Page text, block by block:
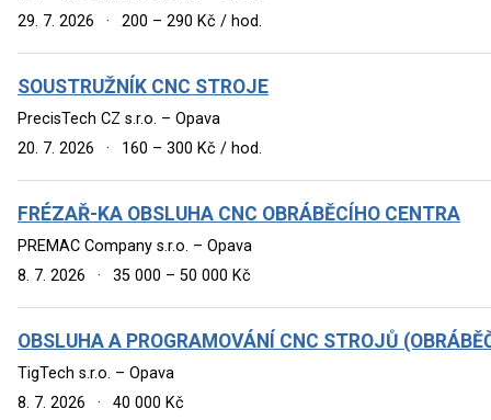
29. 7. 2026
· 200 – 290 Kč / hod.
SOUSTRUŽNÍK CNC STROJE
PrecisTech CZ s.r.o. – Opava
20. 7. 2026
· 160 – 300 Kč / hod.
FRÉZAŘ-KA OBSLUHA CNC OBRÁBĚCÍHO CENTRA
PREMAC Company s.r.o. – Opava
8. 7. 2026
· 35 000 – 50 000 Kč
OBSLUHA A PROGRAMOVÁNÍ CNC STROJŮ
TigTech s.r.o. – Opava
8. 7. 2026
· 40 000 Kč